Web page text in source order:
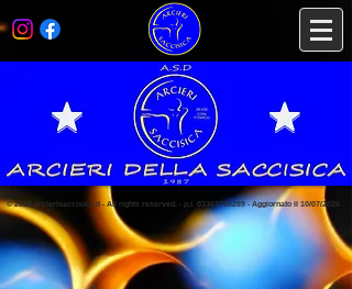
© 2026 arcierisaccisica.it - All rights reserved. - p.i. 03303750289- Aggiornato il 10/07/2026